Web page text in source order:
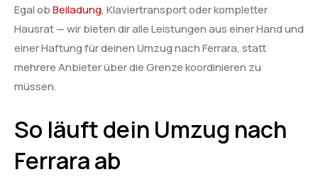
Egal obBeiladung, Klaviertransport oder kompletter
Hausrat — wir bieten dir alle Leistungen aus einer Hand und
einer Haftung für deinen Umzug nach Ferrara, statt
mehrere Anbieter über die Grenze koordinieren zu
müssen.
So läuft dein Umzug nach
Ferrara ab